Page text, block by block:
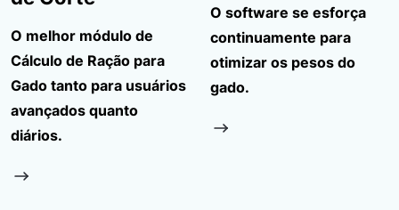
O melhor módulo de
Cálculo de Ração para
Gado tanto para usuários
avançados quanto
diários.
O software se esforça
continuamente para
otimizar os pesos do
gado.